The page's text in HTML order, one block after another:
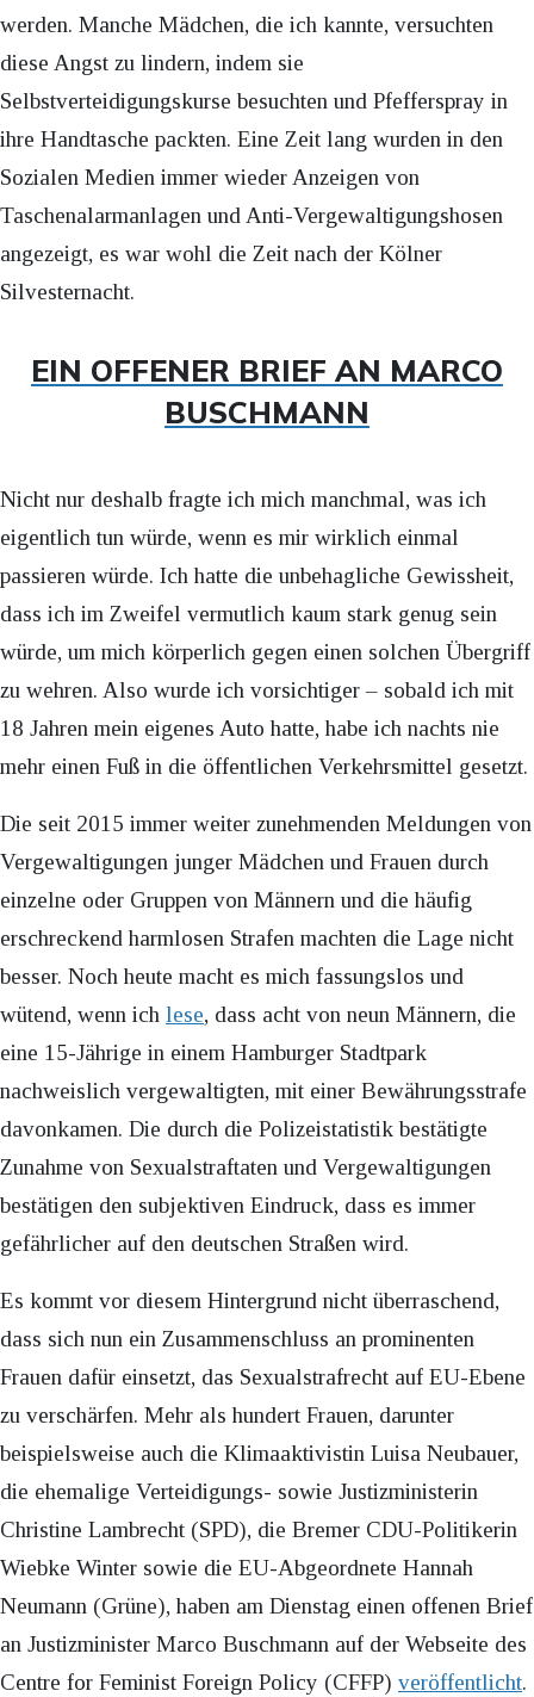
werden. Manche Mädchen, die ich kannte, versuchten
diese Angst zu lindern, indem sie
Selbstverteidigungskurse besuchten und Pfefferspray in
ihre Handtasche packten. Eine Zeit lang wurden in den
Sozialen Medien immer wieder Anzeigen von
Taschenalarmanlagen und Anti-Vergewaltigungshosen
angezeigt, es war wohl die Zeit nach der Kölner
Silvesternacht.
EIN OFFENER BRIEF AN MARCO
BUSCHMANN
Nicht nur deshalb fragte ich mich manchmal, was ich
eigentlich tun würde, wenn es mir wirklich einmal
passieren würde. Ich hatte die unbehagliche Gewissheit,
dass ich im Zweifel vermutlich kaum stark genug sein
würde, um mich körperlich gegen einen solchen Übergriff
zu wehren. Also wurde ich vorsichtiger – sobald ich mit
18 Jahren mein eigenes Auto hatte, habe ich nachts nie
mehr einen Fuß in die öffentlichen Verkehrsmittel gesetzt.
Die seit 2015 immer weiter zunehmenden Meldungen von
Vergewaltigungen junger Mädchen und Frauen durch
einzelne oder Gruppen von Männern und die häufig
erschreckend harmlosen Strafen machten die Lage nicht
besser. Noch heute macht es mich fassungslos und
wütend, wenn ich lese, dass acht von neun Männern, die
eine 15-Jährige in einem Hamburger Stadtpark
nachweislich vergewaltigten, mit einer Bewährungsstrafe
davonkamen. Die durch die Polizeistatistik bestätigte
Zunahme von Sexualstraftaten und Vergewaltigungen
bestätigen den subjektiven Eindruck, dass es immer
gefährlicher auf den deutschen Straßen wird.
Es kommt vor diesem Hintergrund nicht überraschend,
dass sich nun ein Zusammenschluss an prominenten
Frauen dafür einsetzt, das Sexualstrafrecht auf EU-Ebene
zu verschärfen. Mehr als hundert Frauen, darunter
beispielsweise auch die Klimaaktivistin Luisa Neubauer,
die ehemalige Verteidigungs- sowie Justizministerin
Christine Lambrecht (SPD), die Bremer CDU-Politikerin
Wiebke Winter sowie die EU-Abgeordnete Hannah
Neumann (Grüne), haben am Dienstag einen offenen Brief
an Justizminister Marco Buschmann auf der Webseite des
Centre for Feminist Foreign Policy (CFFP) veröffentlicht.